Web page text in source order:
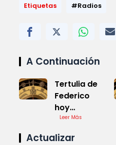
Etiquetas #Radios
A Continuación
Tertulia de
Federico
hoy
youtube
completa
Leer Más
Actualizar